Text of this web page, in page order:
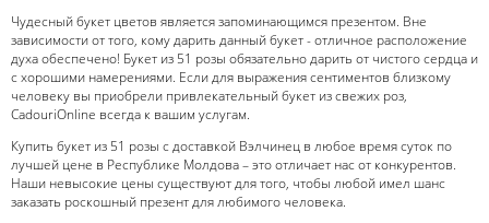
Чудесный букет цветов является запоминающимся презентом. Вне
зависимости от того, кому дарить данный букет - отличное расположение
духа обеспечено! Букет из 51 розы обязательно дарить от чистого сердца и
с хорошими намерениями. Если для выражения сентиментов близкому
человеку вы приобрели привлекательный букет из свежих роз,
CadouriOnline всегда к вашим услугам.
Купить букет из 51 розы с доставкой Вэлчинец в любое время суток по
лучшей цене в Республике Молдова – это отличает нас от конкурентов.
Наши невысокие цены существуют для того, чтобы любой имел шанс
заказать роскошный презент для любимого человека.